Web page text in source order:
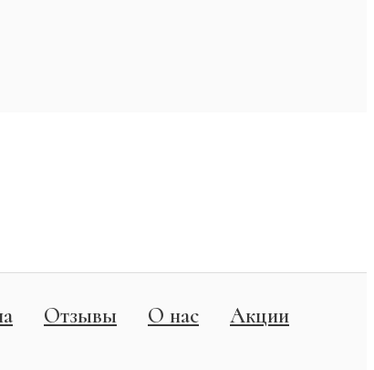
Отзывы О нас
Акции